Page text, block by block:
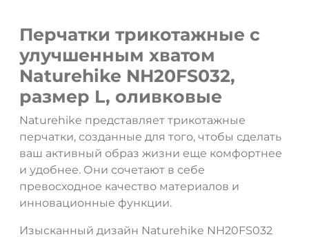
Перчатки трикотажные с
улучшенным хватом
Naturehike NH20FS032,
размер L, оливковые
Naturehike представляет трикотажные
перчатки, созданные для того, чтобы сделать
ваш активный образ жизни еще комфортнее
и удобнее. Они сочетают в себе
превосходное качество материалов и
инновационные функции.
Изысканный дизайн Naturehike NH20FS032